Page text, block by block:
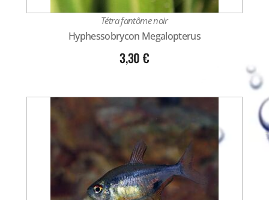
Tétra fantôme noir
Hyphessobrycon Megalopterus
3,30€